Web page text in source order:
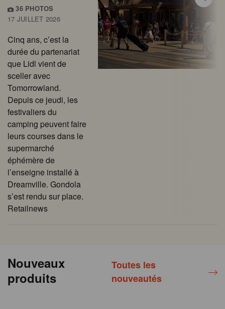
36 PHOTOS
17 JUILLET 2026
Cinq ans, c’est la
durée du partenariat
que Lidl vient de
sceller avec
Tomorrowland.
Depuis ce jeudi, les
festivaliers du
camping peuvent faire
leurs courses dans le
supermarché
éphémère de
l’enseigne installé à
Dreamville. Gondola
s’est rendu sur place.
Retailnews
Nouveaux
produits
Toutes les
nouveautés